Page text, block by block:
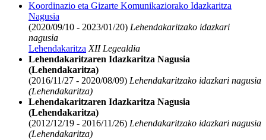
Koordinazio eta Gizarte Komunikaziorako Idazkaritza
Nagusia
(2020/09/10 - 2023/01/20) Lehendakaritzako idazkari
nagusia
Lehendakaritza XII Legealdia
Lehendakaritzaren Idazkaritza Nagusia
(Lehendakaritza)
(2016/11/27 - 2020/08/09) Lehendakaritzako idazkari nagusia
(Lehendakaritza)
Lehendakaritzaren Idazkaritza Nagusia
(Lehendakaritza)
(2012/12/19 - 2016/11/26) Lehendakaritzako idazkari nagusia
(Lehendakaritza)